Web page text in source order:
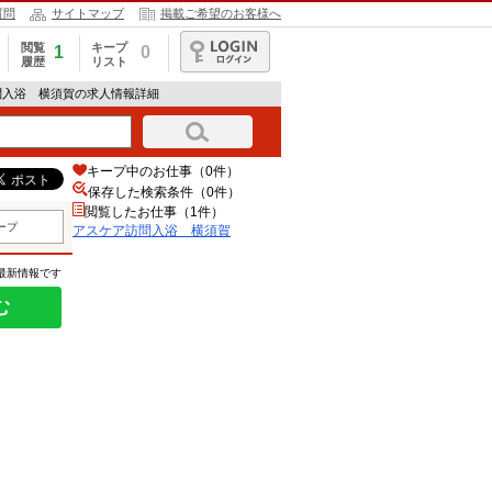
問 サイトマップ 掲載ご希望のお客様へ
閲覧
履歴
1
キープ
リスト
0
ログイン
入浴 横須賀の求人情報詳細
プ
新情報です
キープ中のお仕事（0件）
保存した検索条件（0件）
閲覧したお仕事（1件）
アスケア訪問入浴 横須賀